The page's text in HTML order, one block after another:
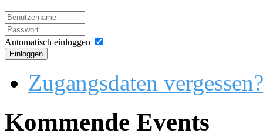
Automatisch einloggen
Einloggen
Zugangsdaten vergessen?
Kommende Events